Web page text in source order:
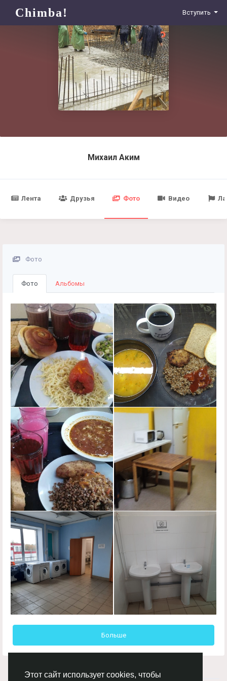
Этот сайт использует cookies, чтобы
Chimba! Вступить
Михаил Аким
Лента Друзья Фото Видео
Фото
Фото Альбомы
Больше